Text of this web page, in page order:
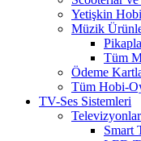
Yetişkin
Müzik
Tüm
Ödeme
Tüm Hobi-
TV-Ses Sistemleri
Televizyonlar
Smart